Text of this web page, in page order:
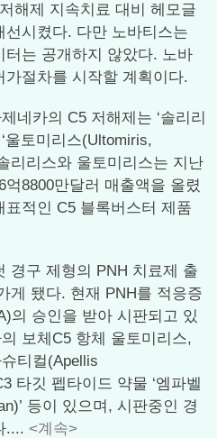
해제 지속치료 대비 헤모글
시켰다. 다만 노바티스는
는 공개하지 않았다. 노바
절차를 시작할 계획이다.
네카의 C5 저해제는 ‘솔리리
울토미리스(Ultomiris,
리리스와 울토미리스는 지난
8800만달러 매출액을 올렸
적인 C5 블록버스터 제품
경구 제형의 PNH 치료제 출
게 됐다. 현재 PNH를 적응증
의 승인을 받아 시판되고 있
보체C5 항체 울토미리스,
티컬(Apellis
타깃 펩타이드 약물 ‘엠파벨
등이 있으며, 시판중인 경
.... <계속>